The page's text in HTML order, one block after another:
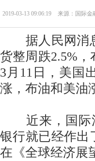
2019-03-13 09:06:19 来源：国际金
据人民网消息
货整周跌2.5%
3月11日，美国
涨，布油和美油
近来，国际油
银行就已经作出
在《全球经济展